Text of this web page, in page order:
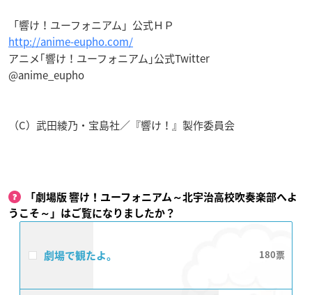
「響け！ユーフォニアム」公式ＨＰ
http://anime-eupho.com/
アニメ｢響け！ユーフォニアム｣公式Twitter
@anime_eupho
（C）武田綾乃・宝島社／『響け！』製作委員会
「劇場版 響け！ユーフォニアム～北宇治高校吹奏楽部へよ
うこそ～」はご覧になりましたか？
劇場で観たよ。 180